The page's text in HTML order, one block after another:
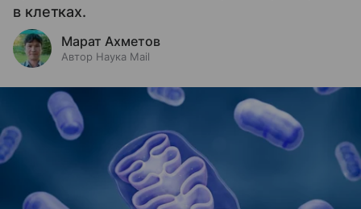
в клетках.
Марат Ахметов
Автор Наука Mail